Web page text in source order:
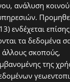
ανάλυση
ενδέχεται
τα δεδομένα
άλλους σκοπούς,
της